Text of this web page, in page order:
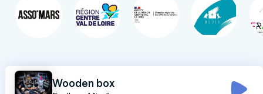
Wooden box